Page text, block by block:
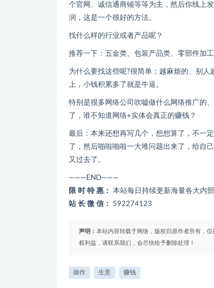
个官网、诚信通商铺等等为主，然后你线上
润，这是一个很好的方法。
找什么样的行业或者产品呢？
推荐一下：五金类、包装产品类、零部件加
为什么要找这些呢?很简单；越麻烦的、别
上，小钱积累多了就是牛逼。
特别是很多网络公司吹嘘做什么网络推广的
了，谁不知道网络+实体会真正的赚钱？
最后：本来还想再写几个，想想算了，不一
了，然后啪啦啪啦一大堆问题出来了，给自
又过去了。
———END———
限 时 特 惠： 本站每日持续更新海量各大内
站 长 微 信： 592274123
声明： 本站内容转载于网络，版权归原作者所有，
权利益，请联系我们，会尽快给予删除处理！
操作 生意 赚钱